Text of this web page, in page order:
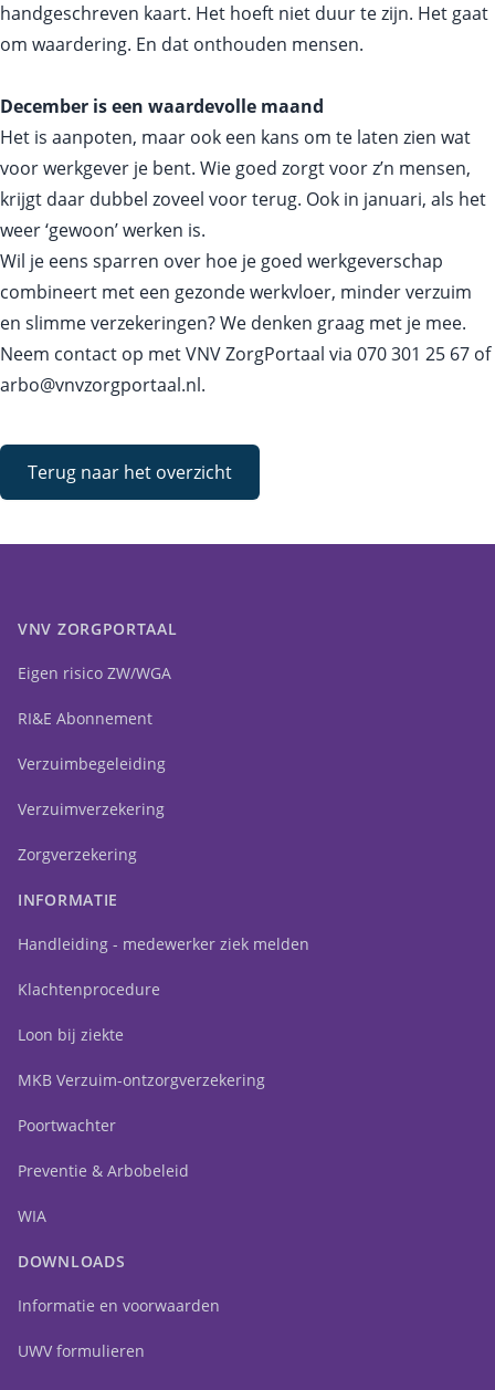
handgeschreven kaart. Het hoeft niet duur te zijn. Het gaat
om waardering. En dat onthouden mensen.
December is een waardevolle maand
Het is aanpoten, maar ook een kans om te laten zien wat
voor werkgever je bent. Wie goed zorgt voor z’n mensen,
krijgt daar dubbel zoveel voor terug. Ook in januari, als het
weer ‘gewoon’ werken is.
Wil je eens sparren over hoe je goed werkgeverschap
combineert met een gezonde werkvloer, minder verzuim
en slimme verzekeringen? We denken graag met je mee.
Neem contact op met VNV ZorgPortaal via 070 301 25 67 of
arbo@vnvzorgportaal.nl.
Terug naar het overzicht
VNV ZORGPORTAAL
Eigen risico ZW/WGA
RI&E Abonnement
Verzuimbegeleiding
Verzuimverzekering
Zorgverzekering
INFORMATIE
Handleiding - medewerker ziek melden
Klachtenprocedure
Loon bij ziekte
MKB Verzuim-ontzorgverzekering
Poortwachter
Preventie & Arbobeleid
WIA
DOWNLOADS
Informatie en voorwaarden
UWV formulieren